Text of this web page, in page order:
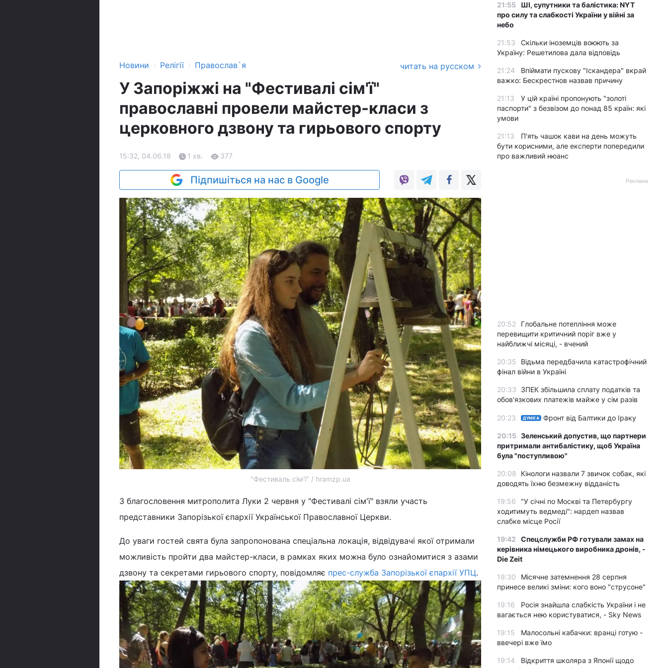
Новини › Релігії › Православ`я читать на русском
У Запоріжжі на "Фестивалі сім'ї"
православні провели майстер-класи з
церковного дзвону та гирьового спорту
15:32, 04.06.18 1 хв. 377
Підпишіться на нас в Google
"Фестиваль сім'ї" / hramzp.ua
З благословення митрополита Луки 2 червня у "Фестивалі сім'ї" взяли участь
представники Запорізької єпархії Української Православної Церкви.
До уваги гостей свята була запропонована спеціальна локація, відвідувачі якої отримали
можливість пройти два майстер-класи, в рамках яких можна було ознайомитися з азами
дзвону та секретами гирьового спорту, повідомляє прес-служба Запорізької єпархії УПЦ.
21:55
ШІ, супутники та балістика: NYT
про силу та слабкості України у війні за
небо
21:53
Скільки іноземців воюють за
Україну: Решетилова дала відповідь
21:24
Впіймати пускову "Іскандера" вкрай
важко: Бескрестнов назвав причину
21:13
У цій країні пропонують "золоті
паспорти" з безвізом до понад 85 країн: які
умови
21:13
П'ять чашок кави на день можуть
бути корисними, але експерти попередили
про важливий нюанс
Реклама
20:52
Глобальне потепління може
перевищити критичний поріг вже у
найближчі місяці, - вчений
20:35
Відьма передбачила катастрофічний
фінал війни в Україні
20:33
ЗПЕК збільшила сплату податків та
обов'язкових платежів майже у сім разів
20:23 ДУМКА Фронт від Балтики до Іраку
20:15 Зеленський допустив, що партнери
притримали антибалістику, щоб Україна
була "поступливою"
20:08
Кінологи назвали 7 звичок собак, які
доводять їхню безмежну відданість
19:56
"У січні по Москві та Петербургу
ходитимуть ведмеді": нардеп назвав
слабке місце Росії
19:42
Спецслужби РФ готували замах на
керівника німецького виробника дронів, -
Die Zeit
19:30
Місячне затемнення 28 серпня
принесе великі зміни: кого воно "струсоне"
19:16
Росія знайшла слабкість України і не
вагається нею користуватися, - Sky News
19:15
Малосольні кабачки: вранці готую -
ввечері вже їмо
19:14
Відкриття школяра з Японії щодо